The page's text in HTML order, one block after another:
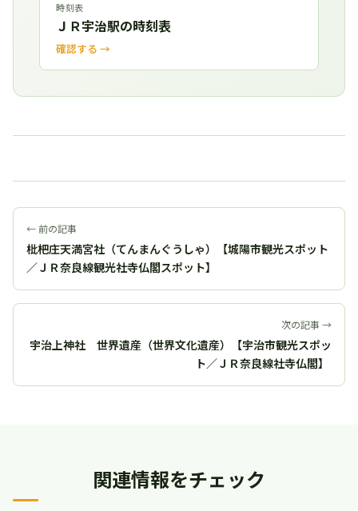
時刻表
ＪＲ宇治駅の時刻表
確認する →
← 前の記事
枇杷庄天満宮社（てんまんぐうしゃ）【城陽市観光スポット
／ＪＲ奈良線観光社寺仏閣スポット】
次の記事 →
宇治上神社 世界遺産（世界文化遺産）【宇治市観光スポッ
ト／ＪＲ奈良線社寺仏閣】
関連情報をチェック